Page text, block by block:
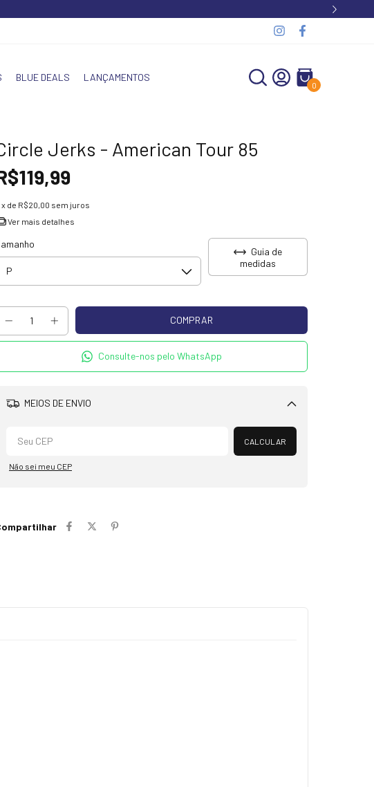
R$ 390,00
BLUE DEALS LANÇAMENTOS
0
Jerks - American Tour 85
x de R$20,00 sem juros
Ver mais detalhes
Guia de
medidas
Consulte-nos pelo WhatsApp
MEIOS DE ENVIO
Alterar CEP
CALCULAR
Não sei meu CEP